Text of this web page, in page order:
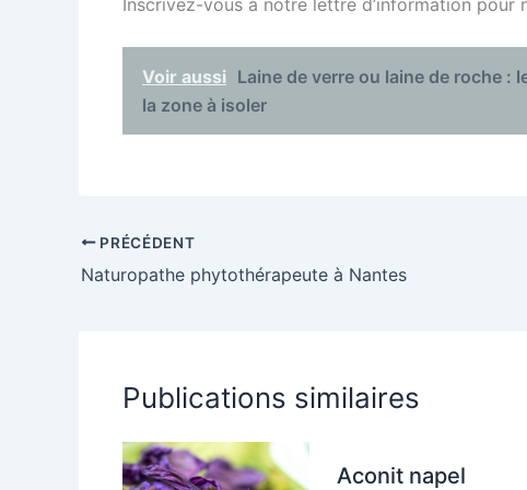
Inscrivez-vous à notre lettre d’information
Voir aussi Laine de verre ou laine de roche :
la zone à isoler
PRÉCÉDENT
Naturopathe phytothérapeute à Nantes
Publications similaires
Aconit napel